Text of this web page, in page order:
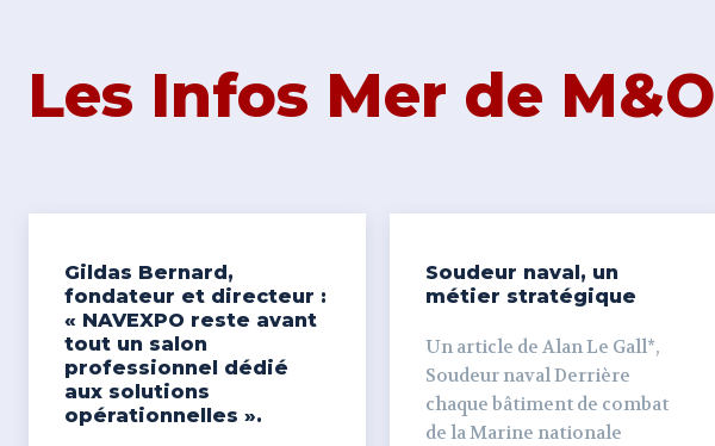
Les Infos Mer de M&O
Gildas Bernard,
fondateur et directeur :
« NAVEXPO reste avant
tout un salon
professionnel dédié
aux solutions
opérationnelles ».
Soudeur naval, un
métier stratégique
Un article de Alan Le Gall*,
Soudeur naval Derrière
chaque bâtiment de combat
de la Marine nationale